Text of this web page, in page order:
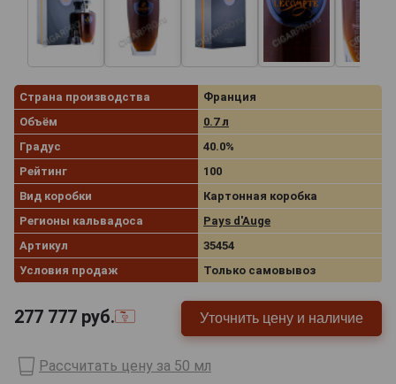
Страна производства
Франция
Объём
0.7 л
Градус
40.0%
Рейтинг
100
Вид коробки
Картонная коробка
Регионы кальвадоса
Pays d'Auge
Артикул
35454
Условия продаж
Только самовывоз
277 777 руб. Уточнить цену и наличие
Рассчитать цену за 50 мл